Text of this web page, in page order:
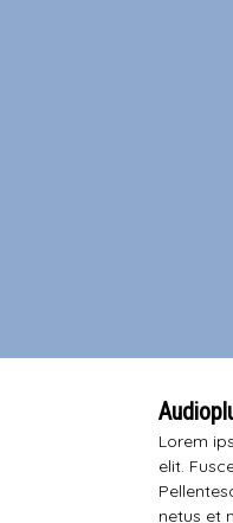
Lorem
elit.
netus et